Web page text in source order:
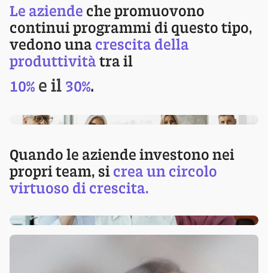
Le aziende che promuovono
continui programmi di questo tipo,
vedono una crescita della
produttività tra il
10% e il 30%.
Quando le aziende investono nei
propri team, si crea un circolo
virtuoso di crescita.